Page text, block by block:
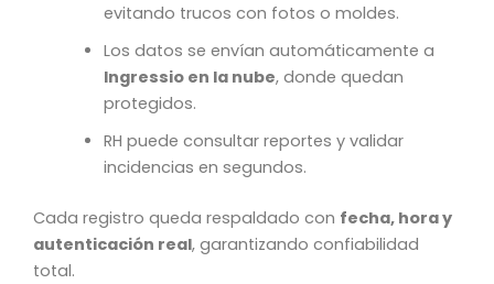
evitando trucos con fotos o moldes.
Los datos se envían automáticamente a
Ingressio en la nube, donde quedan
protegidos.
RH puede consultar reportes y validar
incidencias en segundos.
Cada registro queda respaldado con fecha, hora y
autenticación real, garantizando confiabilidad
total.